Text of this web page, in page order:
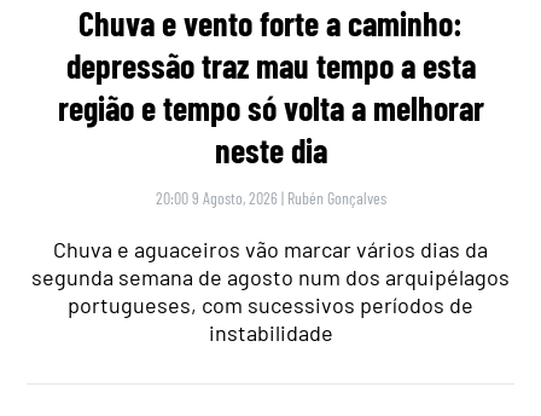
Chuva e vento forte a caminho:
depressão traz mau tempo a esta
região e tempo só volta a melhorar
neste dia
20:00 9 Agosto, 2026 | Rubén Gonçalves
Chuva e aguaceiros vão marcar vários dias da
segunda semana de agosto num dos arquipélagos
portugueses, com sucessivos períodos de
instabilidade